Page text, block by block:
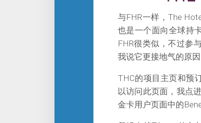
与FHR一样，The
也是一个面向全球持
FHR很类似，不过参
我说它更接地气的原因
THC的项目主页和预
以访问此页面，我点
金卡用户页面中的